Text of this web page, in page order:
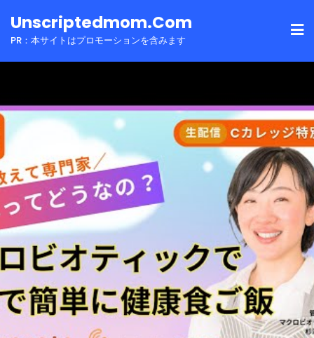
toUnscriptedmom.com
PR：本サイトはプロモーションを含みます